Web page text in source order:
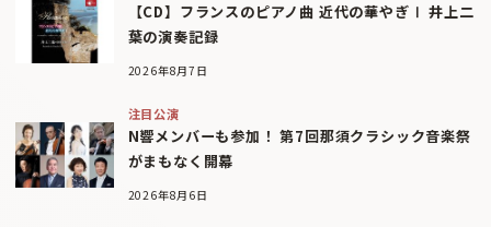
【CD】フランスのピアノ曲 近代の華やぎⅠ 井上二
葉の演奏記録
2026年8月7日
注目公演
N響メンバーも参加！ 第7回那須クラシック音楽祭
がまもなく開幕
2026年8月6日